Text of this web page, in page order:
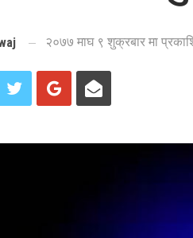
२०७७ माघ ९ शुक्रबार मा